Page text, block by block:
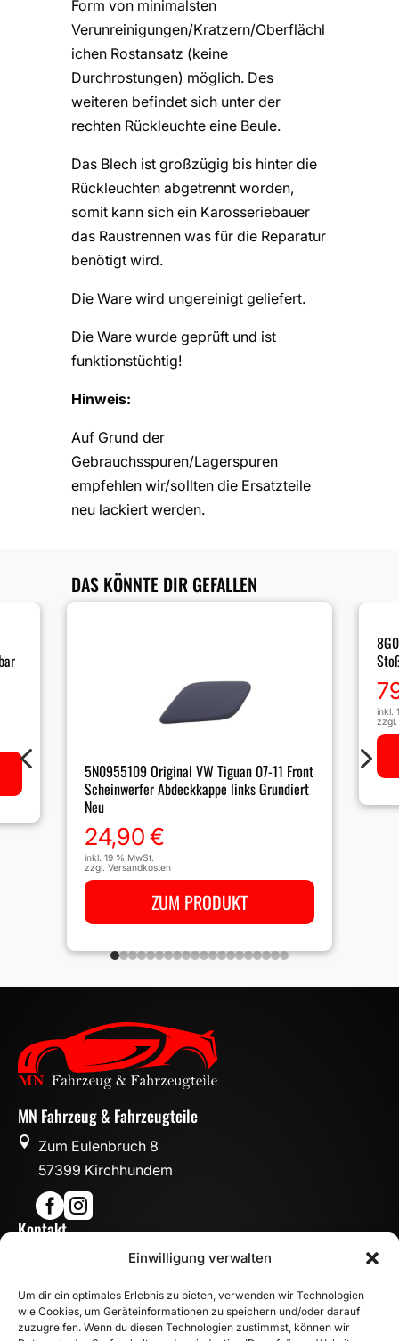
Einwilligung verwalten
Um dir ein optimales Erlebnis zu bieten, verwenden wir Technologien
wie Cookies, um Geräteinformationen zu speichern und/oder darauf
zuzugreifen. Wenn du diesen Technologien zustimmst, können wir
Form von minimalsten
Verunreinigungen/Kratzern/Oberflächl
ichen Rostansatz (keine
Durchrostungen) möglich. Des
weiteren befindet sich unter der
rechten Rückleuchte eine Beule.
Das Blech ist großzügig bis hinter die
Rückleuchten abgetrennt worden,
somit kann sich ein Karosseriebauer
das Raustrennen was für die Reparatur
benötigt wird.
Die Ware wird ungereinigt geliefert.
Die Ware wurde geprüft und ist
funktionstüchtig!
Hinweis:
Auf Grund der
Gebrauchsspuren/Lagerspuren
empfehlen wir/sollten die Ersatzteile
neu lackiert werden.
DAS KÖNNTE DIR GEFALLEN
5N0955109 Original VW Tiguan 07-11 Front
Scheinwerfer Abdeckkappe links Grundiert
Neu
24,90€
inkl. 19 % MwSt.
zzgl. Versandkosten
ZUM PRODUKT
inkl.
zzgl.
4 5
MN Fahrzeug & Fahrzeugteile

Zum Eulenbruch 8
57399 Kirchhundem

Kontakt
info@mn-fahrzeugteile.de
 WhatsApp
Öffnungszeiten